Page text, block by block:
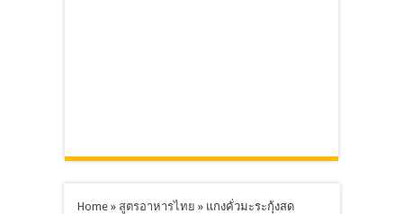
Home» สูตรอาหารไทย » แกงคั่วมะระกุ้งสด